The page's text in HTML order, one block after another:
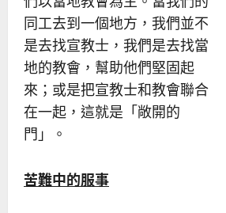
同工去到一個地方，我們並不
是去找宣教士，我們是去找當
地的教會，幫助他們堅固起
來；或是把宣教士和教會聯合
在一起，這就是「敞開的
門」。
苦難中的服事